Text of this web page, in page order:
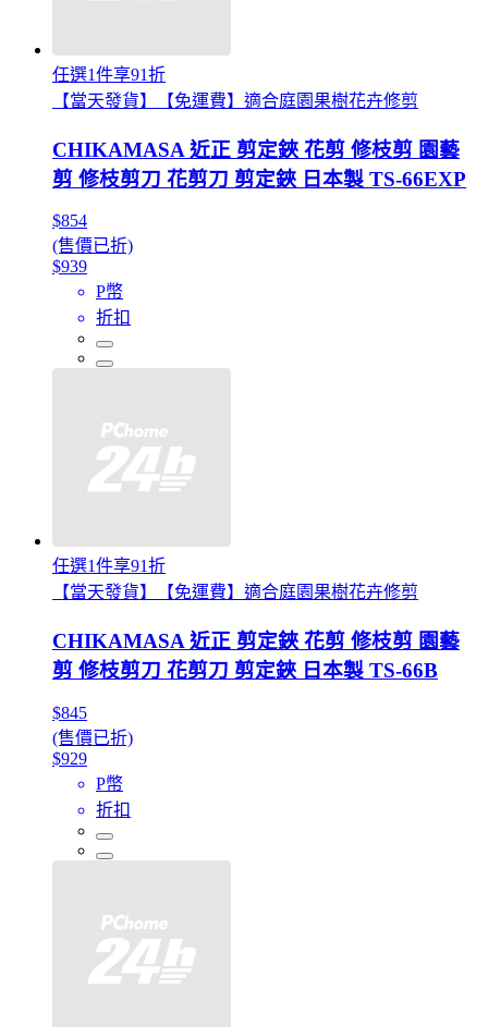
任選1件享91折
【當天發貨】【免運費】適合庭園果樹花卉修剪
CHIKAMASA 近正 剪定鋏 花剪 修枝剪 園藝
剪 修枝剪刀 花剪刀 剪定鋏 日本製 TS-66EXP
$854
(售價已折)
$939
P幣
折扣
任選1件享91折
【當天發貨】【免運費】適合庭園果樹花卉修剪
CHIKAMASA 近正 剪定鋏 花剪 修枝剪 園藝
剪 修枝剪刀 花剪刀 剪定鋏 日本製 TS-66B
$845
(售價已折)
$929
P幣
折扣